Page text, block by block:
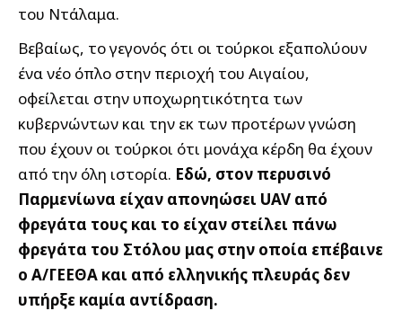
του Ντάλαμα.
Βεβαίως, το γεγονός ότι οι τούρκοι εξαπολύουν
ένα νέο όπλο στην περιοχή του Αιγαίου,
οφείλεται στην υποχωρητικότητα των
κυβερνώντων και την εκ των προτέρων γνώση
που έχουν οι τούρκοι ότι μονάχα κέρδη θα έχουν
από την όλη ιστορία. Εδώ, στον περυσινό
Παρμενίωνα είχαν απονηώσει UAV από
φρεγάτα τους και το είχαν στείλει πάνω
φρεγάτα του Στόλου μας στην οποία επέβαινε
ο Α/ΓΕΕΘΑ και από ελληνικής πλευράς δεν
υπήρξε καμία αντίδραση.